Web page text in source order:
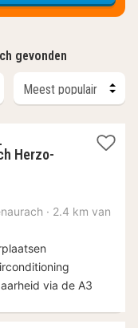
gevonden
Herzo-
· 2.4 km van
via de A3